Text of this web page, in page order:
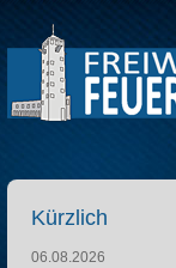
Kürzlich
06.08.2026